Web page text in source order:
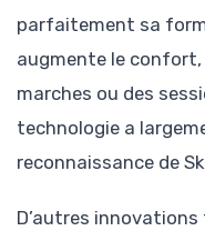
parfaitement sa
augmente le
marches ou des
technologie a
reconnaissance de
D’autres